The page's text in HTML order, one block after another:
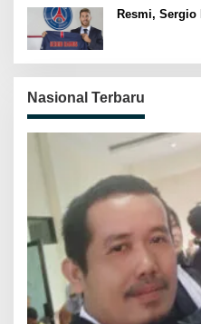
Resmi, Sergio
Nasional Terbaru